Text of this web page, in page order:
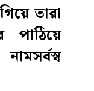
তারা
পাঠিয়ে